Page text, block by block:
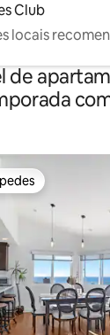
Club
locais
de